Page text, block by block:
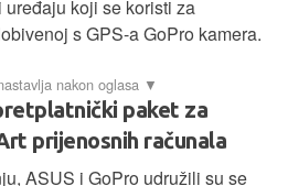
koji se koristi za
s GPS-a GoPro kamera.
paket za
prijenosnih računala
ASUS i GoPro udružili su se